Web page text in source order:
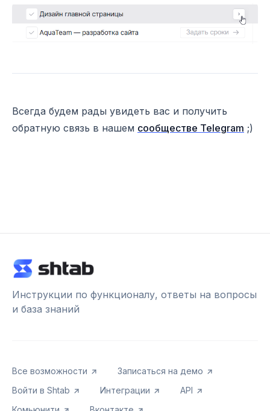
Всегда будем рады увидеть вас и получить
обратную связь в нашем сообществе Telegram ;)
Инструкции по функционалу, ответы на вопросы
и база знаний
Все возможности
Записаться на демо
Войти в Shtab
Интеграции
API